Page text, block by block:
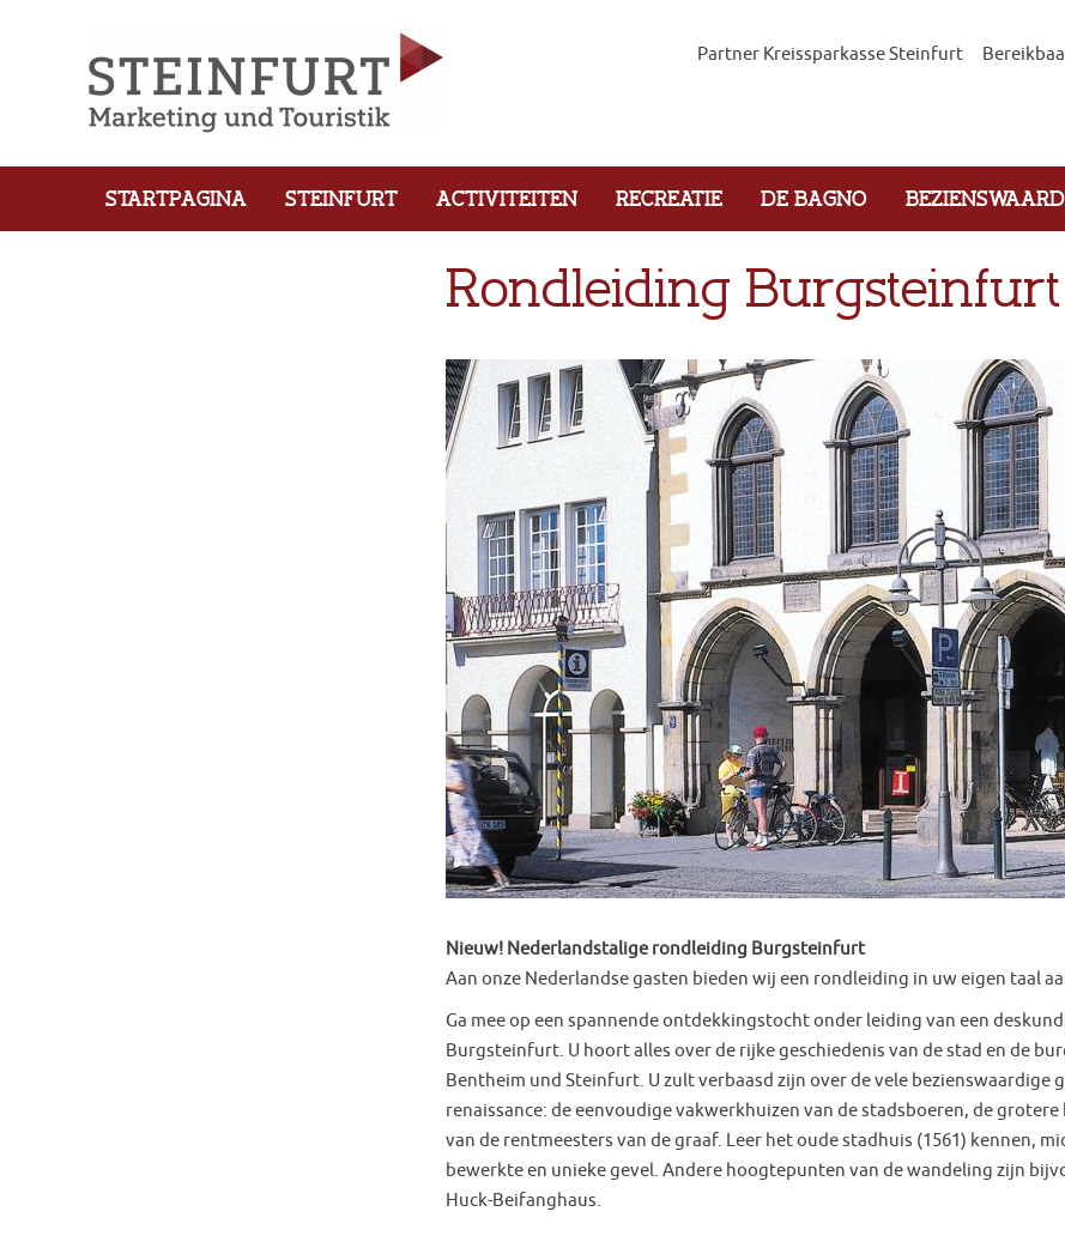
Partner Kreissparkasse Steinfurt
STARTPAGINA STEINFURT ACTIVITEITEN RECREATIE DE BAGNO
Rondleiding Burgsteinfurt
Nieuw! Nederlandstalige rondleiding Burgsteinfurt
Aan onze Nederlandse gasten bieden wij een rondleiding in uw eigen taal
Ga mee op een spannende ontdekkingstocht onder leiding van een
Burgsteinfurt. U hoort alles over de rijke geschiedenis van de stad en de
Bentheim und Steinfurt. U zult verbaasd zijn over de vele bezienswaardige
renaissance: de eenvoudige vakwerkhuizen van de stadsboeren, de
van de rentmeesters van de graaf. Leer het oude stadhuis (1561) kennen,
bewerkte en unieke gevel. Andere hoogtepunten van de wandeling zijn
Huck-Beifanghaus.